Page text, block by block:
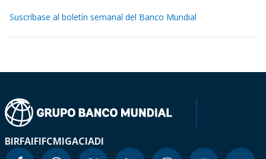
Suscríbase al boletín semanal del Banco Mundial
BIRFAIFIFCMIGACIADI